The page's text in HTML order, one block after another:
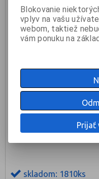
AHALL 4046 L spojka
skladom: 1810ks
Blokovanie
vplyv na vašu
webom, taktiež
vám ponuku na
Prijať